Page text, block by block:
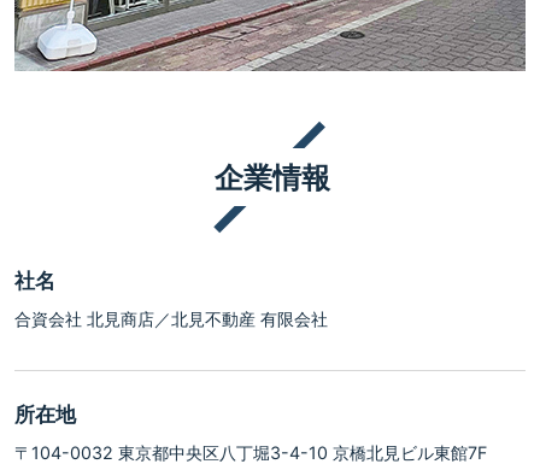
企業情報
社名
合資会社 北見商店／北見不動産 有限会社
所在地
〒104-0032 東京都中央区八丁堀3-4-10 京橋北見ビル東館7F